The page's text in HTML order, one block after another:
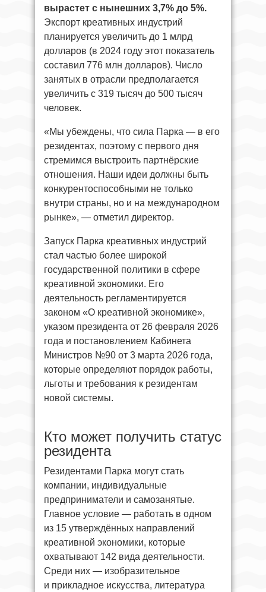
вырастет с нынешних 3,7% до 5%.
Экспорт креативных индустрий
планируется увеличить до 1 млрд
долларов (в 2024 году этот показатель
составил 776 млн долларов). Число
занятых в отрасли предполагается
увеличить с 319 тысяч до 500 тысяч
человек.
«Мы убеждены, что сила Парка — в его
резидентах, поэтому с первого дня
стремимся выстроить партнёрские
отношения. Наши идеи должны быть
конкурентоспособными не только
внутри страны, но и на международном
рынке», — отметил директор.
Запуск Парка креативных индустрий
стал частью более широкой
государственной политики в сфере
креативной экономики. Его
деятельность регламентируется
законом «О креативной экономике»,
указом президента от 26 февраля 2026
года и постановлением Кабинета
Министров №90 от 3 марта 2026 года,
которые определяют порядок работы,
льготы и требования к резидентам
новой системы.
Кто может получить статус
резидента
Резидентами Парка могут стать
компании, индивидуальные
предприниматели и самозанятые.
Главное условие — работать в одном
из 15 утверждённых направлений
креативной экономики, которые
охватывают 142 вида деятельности.
Среди них — изобразительное
и прикладное искусства, литература